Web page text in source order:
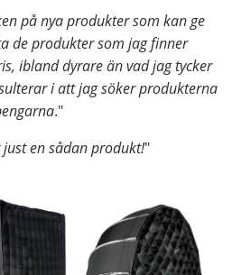
på nya produkter som kan ge
de produkter som jag finner
ibland dyrare än vad jag tycker
i att jag söker produkterna
."
en sådan produkt!"